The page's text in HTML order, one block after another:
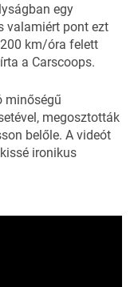
egy
valamiért pont ezt
km/óra felett
a Carscoops.
minőségű
megosztották
belőle. A videót
ironikus